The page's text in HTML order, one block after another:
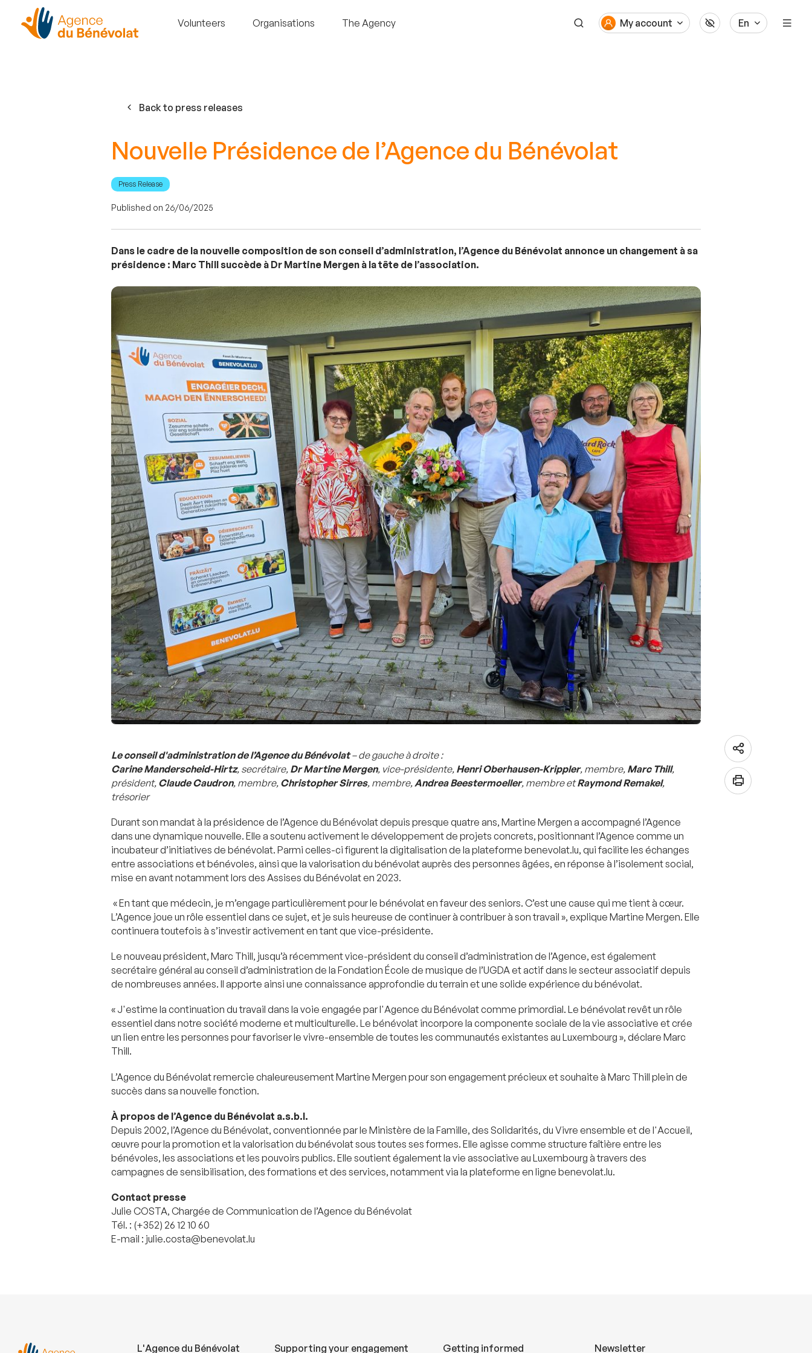
Volunteers Organisations The Agency My account En
Back to press releases
Nouvelle Présidence de l’Agence du Bénévolat
Press Release
Published on 26/06/2025
Dans le cadre de la nouvelle composition de son conseil d’administration, l’Agence du Bénévolat annonce un changement à sa
présidence : Marc Thill succède à Dr Martine Mergen à la tête de l’association.
Le conseil d'administration de l’Agence du Bénévolat– de gauche à droite :
Carine Manderscheid-Hirtz, secrétaire, Dr Martine Mergen, vice-présidente, Henri Oberhausen-Krippler, membre, Marc Thill,
président, Claude Caudron, membre, Christopher Sirres, membre, Andrea Beestermoeller, membre etRaymond Remakel,
trésorier
Durant son mandat à la présidence de l’Agence du Bénévolat depuis presque quatre ans, Martine Mergen a accompagné l’Agence
dans une dynamique nouvelle. Elle a soutenu activement le développement de projets concrets, positionnant l’Agence comme un
incubateur d’initiatives de bénévolat. Parmi celles-ci figurent la digitalisation de la plateforme benevolat.lu, qui facilite les échanges
entre associations et bénévoles, ainsi que la valorisation du bénévolat auprès des personnes âgées, en réponse à l’isolement social,
mise en avant notamment lors des Assises du Bénévolat en 2023.
« En tant que médecin, je m’engage particulièrement pour le bénévolat en faveur des seniors. C’est une cause qui me tient à cœur.
L’Agence joue un rôle essentiel dans ce sujet, et je suis heureuse de continuer à contribuer à son travail », explique Martine Mergen. Elle
continuera toutefois à s’investir activement en tant que vice-présidente.
Le nouveau président, Marc Thill, jusqu’à récemment vice-président du conseil d’administration de l’Agence, est également
secrétaire général au conseil d’administration de la Fondation École de musique de l’UGDA et actif dans le secteur associatif depuis
de nombreuses années. Il apporte ainsi une connaissance approfondie du terrain et une solide expérience du bénévolat.
« J'estime la continuation du travail dans la voie engagée par l'Agence du Bénévolat comme primordial. Le bénévolat revêt un rôle
essentiel dans notre société moderne et multiculturelle. Le bénévolat incorpore la componente sociale de la vie associative et crée
un lien entre les personnes pour favoriser le vivre-ensemble de toutes les communautés existantes au Luxembourg », déclare Marc
Thill.
L’Agence du Bénévolat remercie chaleureusement Martine Mergen pour son engagement précieux et souhaite à Marc Thill plein de
succès dans sa nouvelle fonction.
À propos de l’Agence du Bénévolat a.s.b.l.
Depuis 2002, l’Agence du Bénévolat, conventionnée par le Ministère de la Famille, des Solidarités, du Vivre ensemble et de l'Accueil,
œuvre pour la promotion et la valorisation du bénévolat sous toutes ses formes. Elle agisse comme structure faîtière entre les
bénévoles, les associations et les pouvoirs publics. Elle soutient également la vie associative au Luxembourg à travers des
campagnes de sensibilisation, des formations et des services, notamment via la plateforme en ligne benevolat.lu.
Contact presse
Julie COSTA, Chargée de Communication de l’Agence du Bénévolat
Tél. : (+352) 26 12 10 60
E-mail : julie.costa@benevolat.lu
L'Agence du Bénévolat Supporting your engagement Getting informed Newsletter